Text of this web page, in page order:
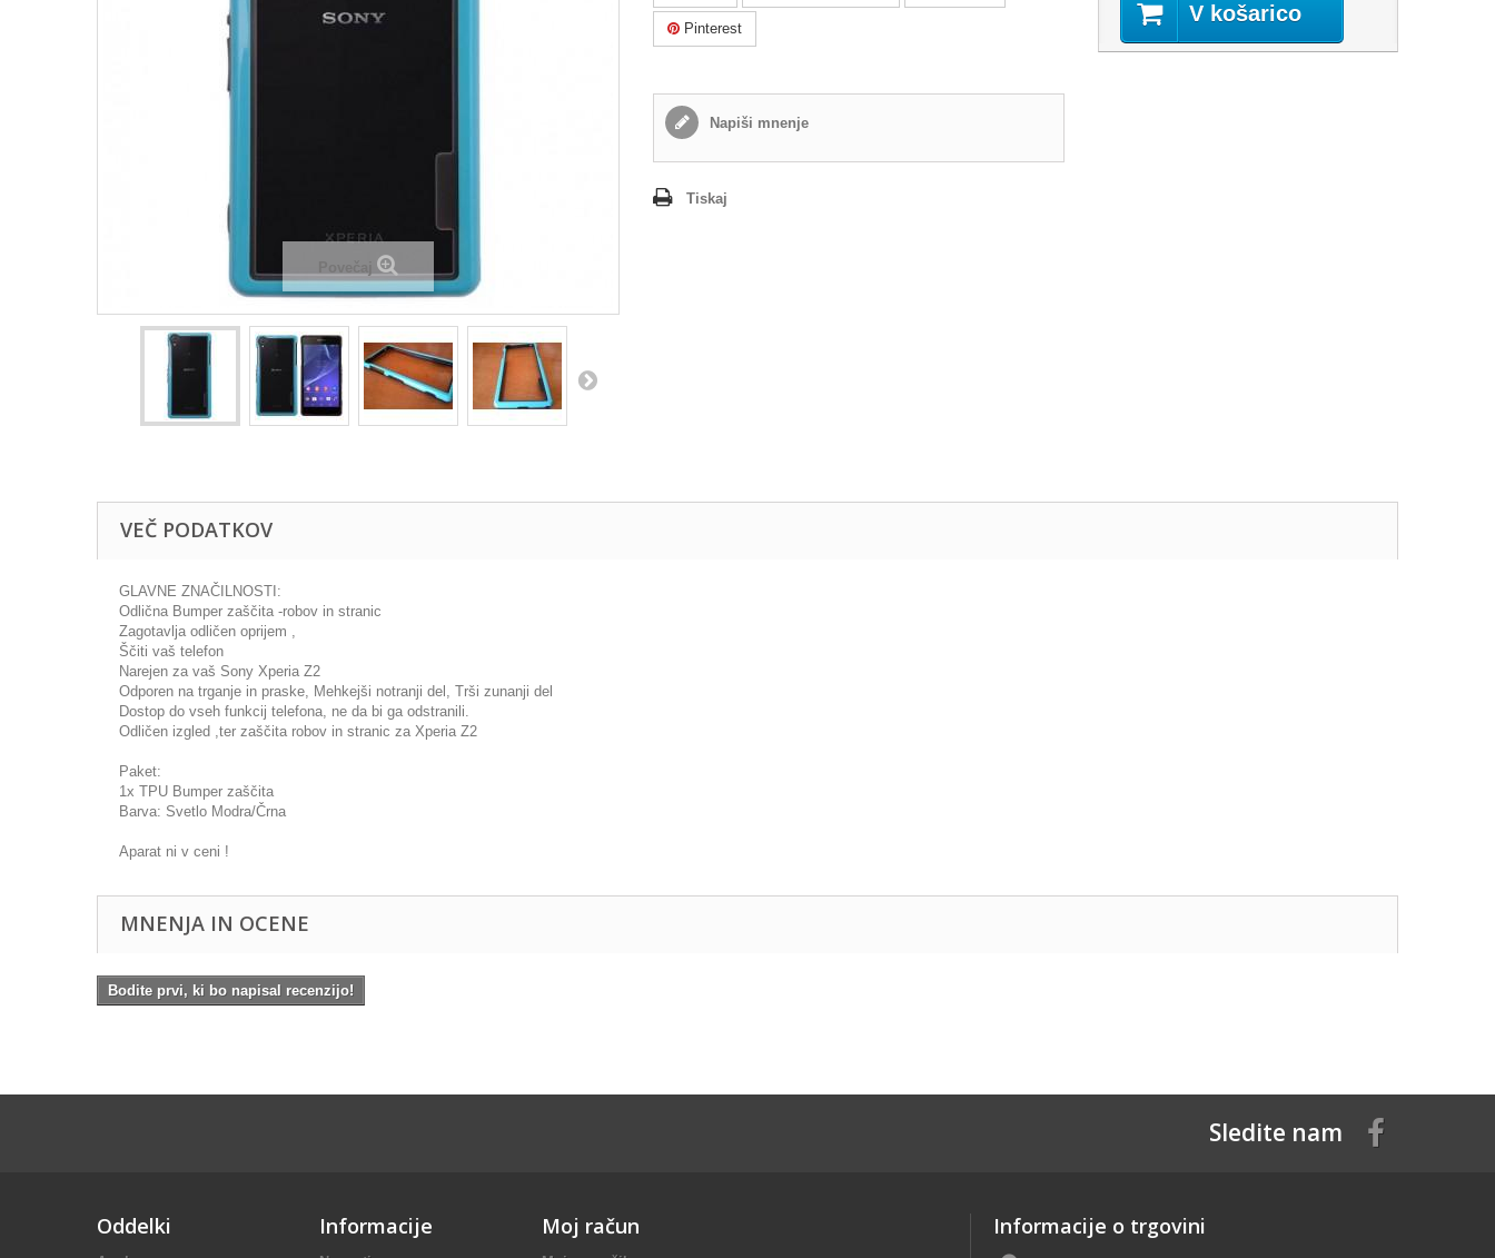
Pinterest
Napiši mnenje
Tiskaj
V košarico
VEČ PODATKOV
GLAVNE ZNAČILNOSTI:
Odlična Bumper zaščita -robov in stranic
Zagotavlja odličen oprijem ,
Ščiti vaš telefon
Narejen za vaš Sony Xperia Z2
Odporen na trganje in praske, Mehkejši notranji del, Trši zunanji del
Dostop do vseh funkcij telefona, ne da bi ga odstranili.
Odličen izgled ,ter zaščita robov in stranic za Xperia Z2
Paket:
1x TPU Bumper zaščita
Barva: Svetlo Modra/Črna
Aparat ni v ceni !
MNENJA IN OCENE
Bodite prvi, ki bo napisal recenzijo!
Sledite nam
Oddelki Informacije Moj račun Informacije o trgovini